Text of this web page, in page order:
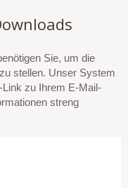
Sie, um die
stellen. Unser System
zu Ihrem E-Mail-
streng